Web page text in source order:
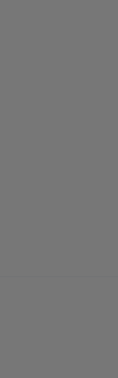
in neuem Tab)